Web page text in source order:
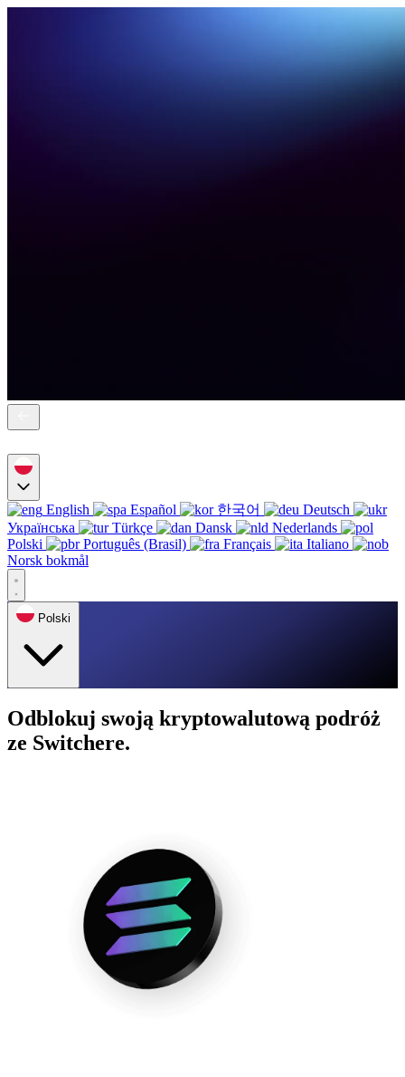
English Español 한국어
Deutsch
Українська
Türkçe Dansk
Nederlands
Polski
Português (Brasil) Français
Italiano
Norsk bokmål
Polski
Odblokuj swoją kryptowalutową podróż
ze Switchere.